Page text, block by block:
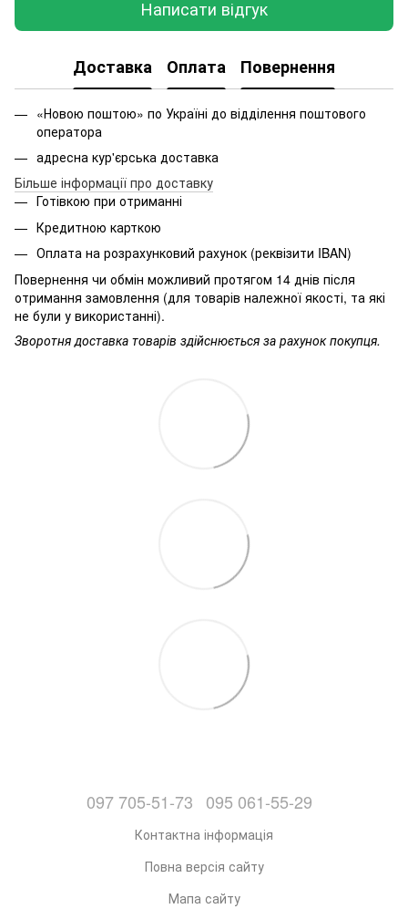
Написати відгук
Доставка Оплата Повернення
«Новою поштою» по Україні до відділення поштового
оператора
адресна кур'єрська доставка
Більше інформації про доставку
Готівкою при отриманні
Кредитною карткою
Оплата на розрахунковий рахунок (реквізити IBAN)
Повернення чи обмін можливий протягом 14 днів після
отримання замовлення (для товарів належної якості, та які
не були у використанні).
Зворотня доставка товарів здійснюється за рахунок покупця.
097 705-51-73 095 061-55-29
Контактна інформація
Повна версія сайту
Мапа сайту